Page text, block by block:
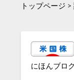
トップページ >
にほんブロ